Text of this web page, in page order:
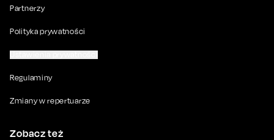
Partnerzy
Polityka prywatności
Regulaminy
Zmiany w repertuarze
Zobacz też